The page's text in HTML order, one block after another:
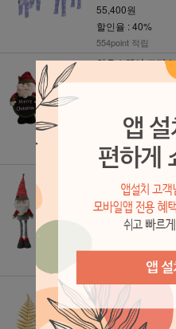
55,400원
할인율 : 40%
554point 적립
하우스웨어 크리스
38,700원
할인율 : 40%
387point 적립
마스 키크는 모던
인형 90cm (택1)
79,400원
47,600원
할인율 : 40%
476point 적립
하우스웨어 크리스
마스 펄픽 KO-14 4
0cm (택1)